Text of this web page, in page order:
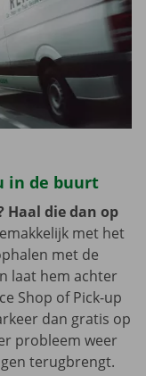
in de buurt
Haal die dan op
met het
met de
laat hem achter
Shop of Pick-up
dan gratis op
probleem weer
terugbrengt.